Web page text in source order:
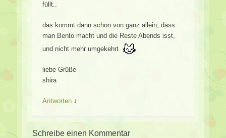
füllt..
das kommt dann schon von ganz allein, dass
man Bento macht und die Reste Abends isst,
und nicht mehr umgekehrt
liebe Grüße
shira
Antworten ↓
Schreibe einen Kommentar